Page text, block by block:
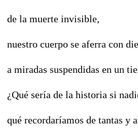
de la muerte invisible,
nuestro cuerpo se aferra con
a miradas suspendidas en un
¿Qué sería de la historia si
qué recordaríamos de tantas y